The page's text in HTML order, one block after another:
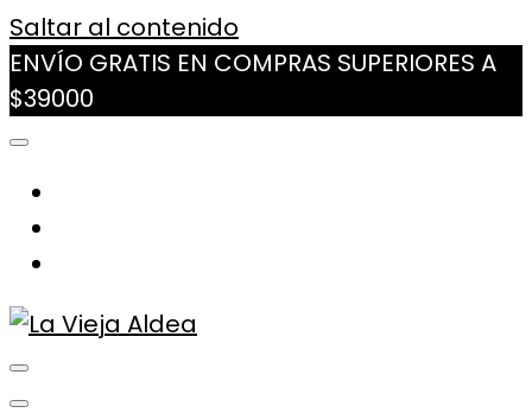
Saltar al contenido
ENVÍO GRATIS EN COMPRAS SUPERIORES A
$39000